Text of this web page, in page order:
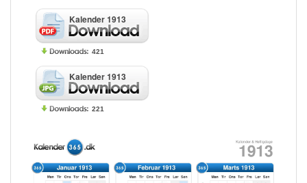
Kalender 1913
421
Kalender 1913
221